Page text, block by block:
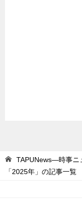
TAPUNews―時事ニ
「2025年」の記事一覧